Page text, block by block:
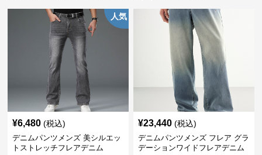
人気
¥6,480 (税込)
デニムパンツメンズ 美シルエッ
トストレッチフレアデニム
¥23,440 (税込)
デニムパンツメンズ フレア グラ
デーションワイドフレアデニム